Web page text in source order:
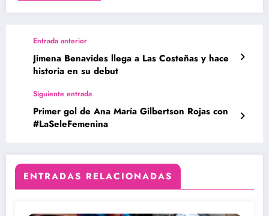
Entrada anterior
Jimena Benavides llega a Las Costeñas y hace
historia en su debut
Siguiente entrada
Primer gol de Ana María Gilbertson Rojas con
#LaSeleFemenina
ENTRADAS RELACIONADAS